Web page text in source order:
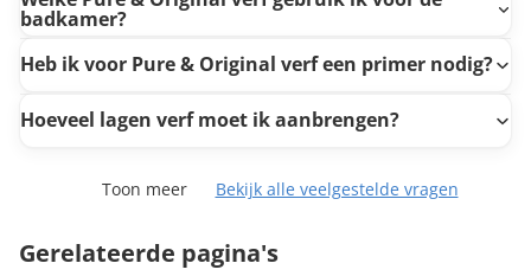
badkamer?
Heb ik voor Pure & Original verf een primer nodig?
Hoeveel lagen verf moet ik aanbrengen?
Toon meer Bekijk alle veelgestelde vragen
Gerelateerde pagina's